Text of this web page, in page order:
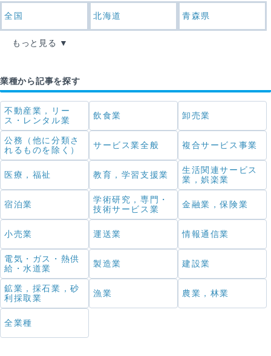
全国 北海道 青森県
もっと見る
業種から記事を探す
不動産業，リー
ス・レンタル業
飲食業 卸売業
公務（他に分類さ
れるものを除く）
サービス業全般 複合サービス事業
医療，福祉 教育，学習支援業
生活関連サービス
業，娯楽業
宿泊業
学術研究，専門・
技術サービス業
金融業，保険業
小売業 運送業 情報通信業
電気・ガス・熱供
給・水道業
製造業 建設業
鉱業，採石業，砂
利採取業
漁業 農業，林業
全業種